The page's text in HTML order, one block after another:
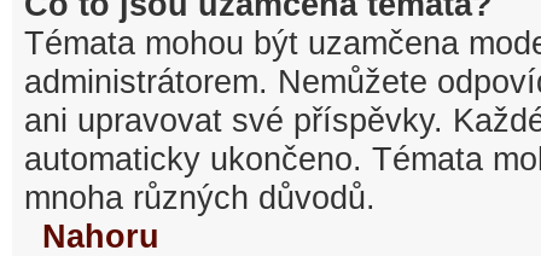
Témata mohou být uzamčena
administrátorem. Nemůžete
ani upravovat své příspěvky.
automaticky ukončeno. Témata
mnoha různých důvodů.
Nahoru